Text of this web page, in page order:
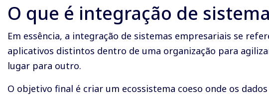
O que é integração de
Em essência, a integração de sistemas empresariais se
aplicativos distintos dentro de uma organização para
lugar para outro.
O objetivo final é criar um ecossistema coeso onde os